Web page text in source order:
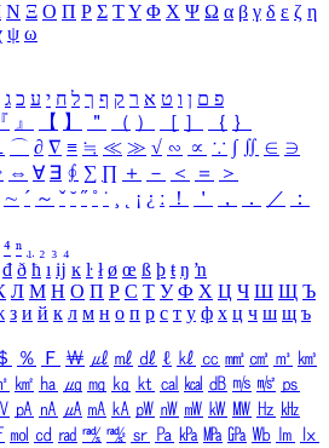
Ν Ξ Ο Π Ρ Σ ΤΥ Φ Χ Ψ Ω α β γ δ ε ζ η
ψ ω
פ ם ן ו ט א ר ק ף ך ל ח י ע כ ג
『 』 【 】 ＂ （ ） ［ ］ ｛ ｝
⌒ ∂ ∇ ≡ ≒ ≪ ≫ √ ∽ ∝ ∵ ∫ ∬ ∈ ∋
⇔ ∀ ∃ ∮ ∑ ∏ ＋ － ＜ ＝
＞
∼ ´ ～ ˇ ˘ ˝ ˚ ˙ ¸ ¡ ¿ ː ！ ＇ ， ． ／
：
⁴ ⁿ ₁ ₂ ₃ ₄
đ ð ħ ı ĳ ĸ ŀ ł ø œ ß þ ŧ ŋ ŉ
Л М Н О П Р С Т У Ф Х Ц Ч Ш Щ Ъ
з и й к л м н о п р с т у ф х ц ч ш щ ъ
％ Ｆ ￦ ㎕ ㎖ ㎗ ℓ ㎘ ㏄ ㎣ ㎤ ㎥ ㎦
㎢ ㏊ ㎍ ㎎ ㎏ ㏏ ㎈ ㎉ ㏈ ㎧ ㎨ ㎰
㎀ ㎁ ㎂ ㎃ ㎄ ㎺ ㎻ ㎽ ㎾ ㎿ ㎐ ㎑
㏖ ㏅ ㎭ ㎮ ㎯ ㏛ ㎩ ㎪ ㎫ ㎬ ㏝ ㏐
㏓